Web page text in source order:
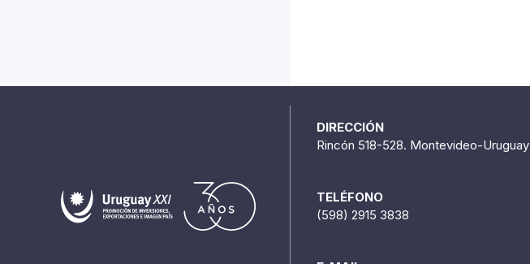
DIRECCIÓN
Rincón 518-528. Montevideo-Uruguay
TELÉFONO
(598) 2915 3838